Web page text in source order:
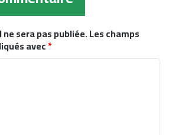
sera pas publiée.Les champs
avec*